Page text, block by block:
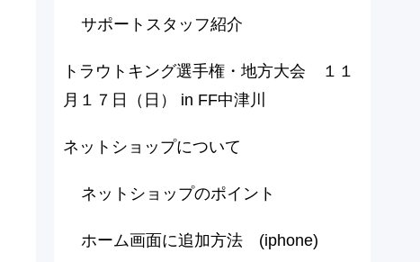
サポートスタッフ紹介
トラウトキング選手権・地方大会 １１
月１７日（日） in FF中津川
ネットショップについて
ネットショップのポイント
ホーム画面に追加方法 (iphone)